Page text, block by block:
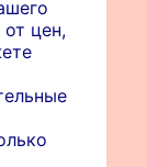
от цен,